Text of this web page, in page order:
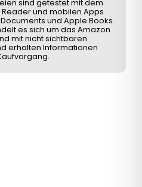
sind getestet mit dem
und mobilen Apps
und Apple Books.
es sich um das Amazon
mit nicht sichtbaren
erhalten Informationen